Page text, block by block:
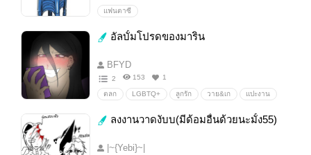
แฟนตาซี
อัลบั้มโปรดของมาริน
BFYD
2 153 1
ตลก LGBTQ+ ลูกรัก วาย&เก แปะงาน
18+ Erotic
ลงงานวาดงับบ(มีด้อมอื่นด้วยนะมั้ง55)
|~{Yebi}~|